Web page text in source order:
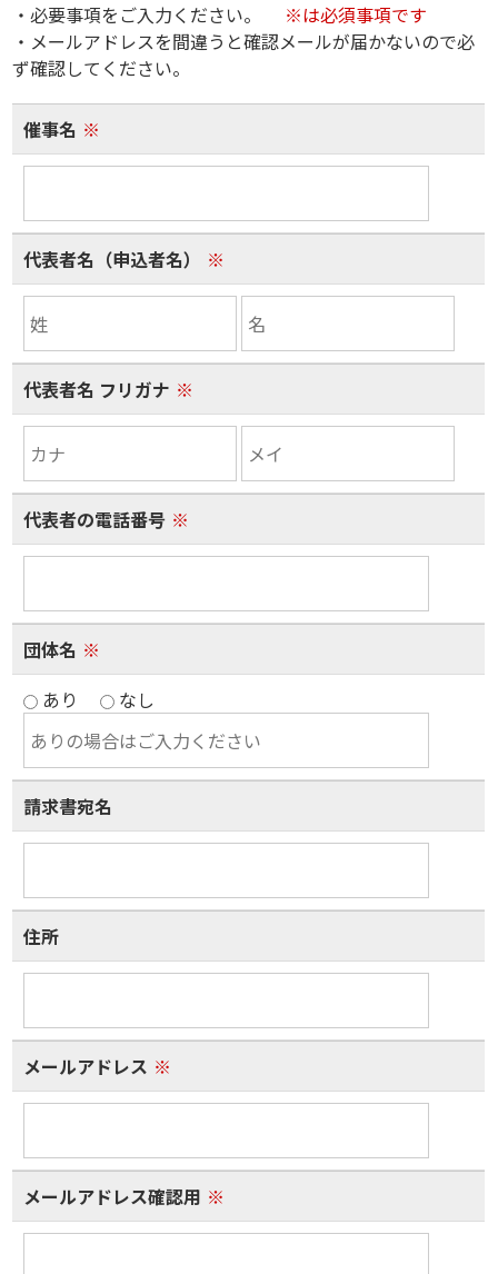
・必要事項をご入力ください。
※は必須事項です
・メールアドレスを間違うと確認メールが届かないので必
ず確認してください。
催事名 ※
代表者名（申込者名） ※
代表者名 フリガナ ※
代表者の電話番号 ※
団体名 ※
あり
なし
請求書宛名
住所
メールアドレス ※
メールアドレス確認用 ※